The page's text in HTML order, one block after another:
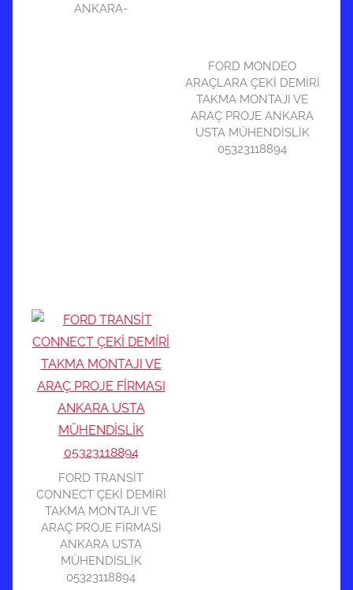
ANKARA-
FORD MONDEO
ARAÇLARA ÇEKİ DEMİRİ
TAKMA MONTAJI VE
ARAÇ PROJE ANKARA
USTA MÜHENDİSLİK
05323118894
FORD TRANSİT
CONNECT ÇEKİ DEMİRİ
TAKMA MONTAJI VE
ARAÇ PROJE FİRMASI
ANKARA USTA
MÜHENDİSLİK
05323118894